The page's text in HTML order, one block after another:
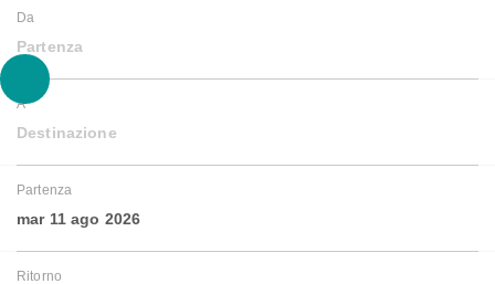
Da
Partenza
A
Destinazione
Partenza
mar 11 ago 2026
Ritorno